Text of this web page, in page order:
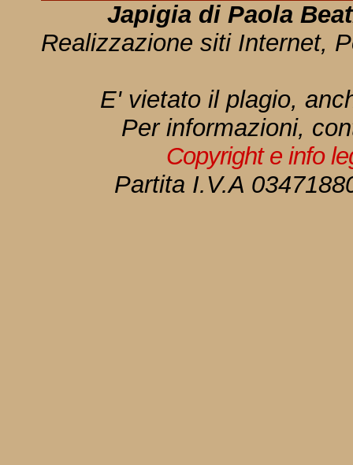
Japigia di Paola
Realizzazione siti Internet,
E' vietato il plagio,
Per informazioni,
Copyright e info
Partita I.V.A